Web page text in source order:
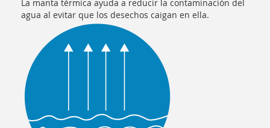
La manta térmica ayuda a reducir la contaminación del
agua al evitar que los desechos caigan en ella.